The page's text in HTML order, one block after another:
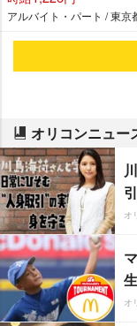
アルバイト・パート / 東京
オリコンニュー
オ
オ